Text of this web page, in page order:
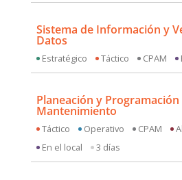
Sistema de Información y
Datos
Estratégico Táctico CPAM
Planeación y Programación
Mantenimiento
Táctico Operativo CPAM
En el local
3 días